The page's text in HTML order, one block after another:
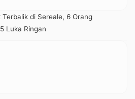
Terbalik di Sereale, 6 Orang
Luka Ringan